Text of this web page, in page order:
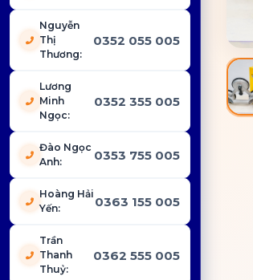
Nguyễn
Thị
Thương:
0352 055 005
Lương
Minh
Ngọc:
0352 355 005
Đào Ngọc
Anh: 0353 755 005
Hoàng Hải
Yến: 0363 155 005
Trần
Thanh
Thuỷ:
0362 555 005